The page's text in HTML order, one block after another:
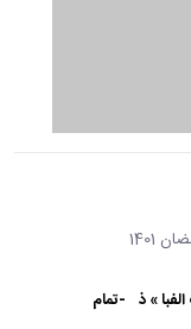
» ذ -تمام